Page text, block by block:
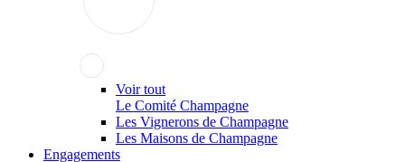
Voir tout
Le Comité Champagne
Les Vignerons de Champagne
Les Maisons de Champagne
Engagements